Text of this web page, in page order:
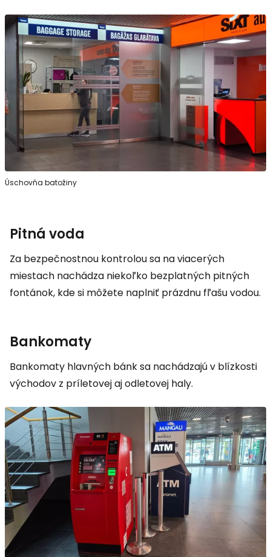
Úschovňa batožiny
Pitná voda
Za bezpečnostnou kontrolou sa na viacerých
miestach nachádza niekoľko bezplatných pitných
fontánok, kde si môžete naplniť prázdnu fľašu vodou.
Bankomaty
Bankomaty hlavných bánk sa nachádzajú v blízkosti
východov z príletovej aj odletovej haly.